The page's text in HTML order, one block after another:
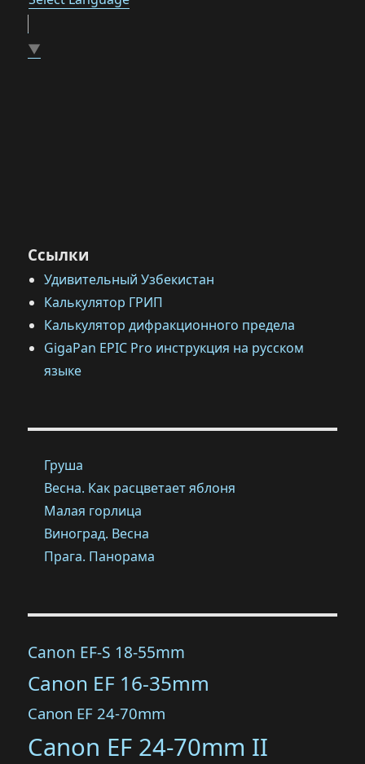
▼
Ссылки
Удивительный Узбекистан
Калькулятор ГРИП
Калькулятор дифракционного предела
GigaPan EPIC Pro инструкция на русском
языке
Груша
Весна. Как расцветает яблоня
Малая горлица
Виноград. Весна
Прага. Панорама
Canon EF-S 18-55mm
Canon EF 16-35mm
Canon EF 24-70mm
Canon EF 24-70mm II